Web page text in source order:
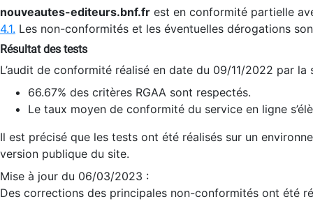
nouveautes-editeurs.bnf.fr est en conformité partielle
4.1. Les non-conformités et les éventuelles dérogations
Résultat des tests
L’audit de conformité réalisé en date du 09/11/2022 par
66.67% des critères RGAA sont respectés.
Le taux moyen de conformité du service en ligne
Il est précisé que les tests ont été réalisés sur un
version publique du site.
Mise à jour du 06/03/2023 :
Des corrections des principales non-conformités ont été